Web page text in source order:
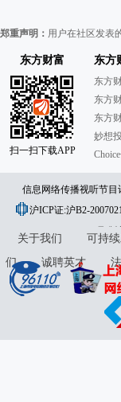
郑重声明： 用户在社区发表
东方财富
扫一扫下载APP
东方
东方
东方
东方
妙想
信息网络传播视听节目
沪ICP证:沪B2-
31010402000120号版
关于我们 可持
们
诚聘英才